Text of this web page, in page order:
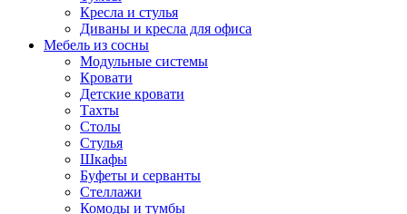
Кресла и стулья
Диваны и кресла для офиса
Мебель из сосны
Модульные системы
Кровати
Детские кровати
Тахты
Столы
Стулья
Шкафы
Буфеты и серванты
Стеллажи
Комоды и тумбы